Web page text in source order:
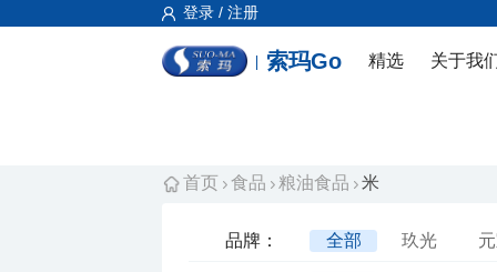
登录 / 注册
索玛Go 精选 关于我
首页 食品 粮油食品 米
品牌： 全部 玖光